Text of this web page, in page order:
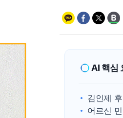
AI 핵심
김인제
어르신